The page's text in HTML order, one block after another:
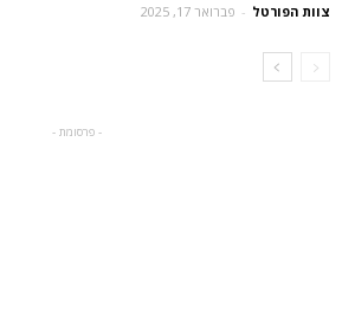
צוות הפורטל - פברואר 17, 2025
- פרסומת -